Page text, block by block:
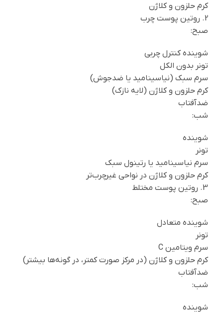
کرم حلزون و کلاژن
2. روتین پوست چرب
صبح:
شوینده کنترل چربی
تونر بدون الکل
سرم سبک (نیاسینامید یا ضدجوش)
کرم حلزون و کلاژن (لایه نازک)
ضدآفتاب
شب:
شوینده
تونر
سرم نیاسینامید یا رتینول سبک
کرم حلزون و کلاژن در نواحی غیرچرب‌تر
3. روتین پوست مختلط
صبح:
شوینده متعادل
تونر
سرم ویتامین C
کرم حلزون و کلاژن (در مرکز صورت کمتر، در گونه‌ها بیشتر)
ضدآفتاب
شب:
شوینده